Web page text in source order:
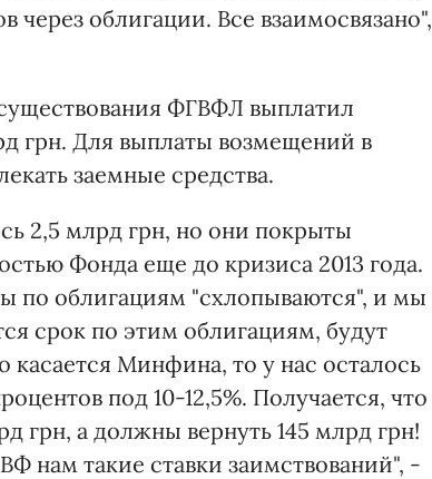
облигации. Все взаимосвязано",
ФГВФЛ выплатил
грн. Для выплаты возмещений в
заемные средства.
2,5 млрд грн, но они покрыты
Фонда еще до кризиса 2013 года.
по облигациям "схлопываются", и мы
срок по этим облигациям, будут
Минфина, то у нас осталось
под 10-12,5%. Получается, что
грн, а должны вернуть 145 млрд грн!
нам такие ставки заимствований", -